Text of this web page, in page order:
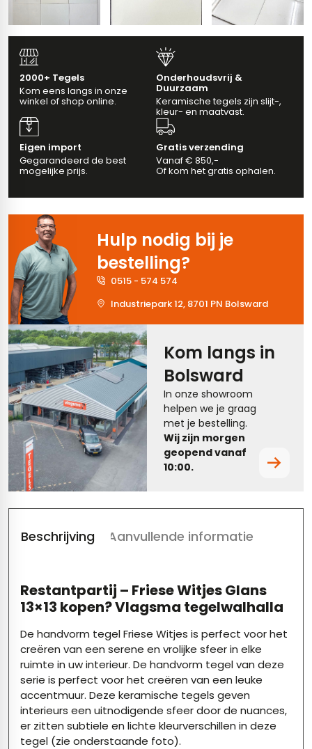
2000+ Tegels
Kom eens langs in onze
winkel of shop online.
Onderhoudsvrij &
Duurzaam
Keramische tegels zijn slijt-,
kleur- en maatvast.
Eigen import
Gegarandeerd de best
mogelijke prijs.
Gratis verzending
Vanaf € 850,-
Of kom het gratis ophalen.
Kom langs in
Bolsward
In onze showroom
helpen we je graag
met je bestelling.
Wij zijn morgen
geopend vanaf
10:00.
Hulp nodig bij je
bestelling?
0515 - 574 574
Industriepark 12, 8701 PN Bolsward
Beschrijving Aanvullende informatie
Restantpartij – Friese Witjes Glans
13×13 kopen? Vlagsma tegelwalhalla
De handvorm tegel Friese Witjes is perfect voor het
creëren van een serene en vrolijke sfeer in elke
ruimte in uw interieur. De handvorm tegel van deze
serie is perfect voor het creëren van een leuke
accentmuur. Deze keramische tegels geven
interieurs een uitnodigende sfeer door de nuances,
er zitten subtiele en lichte kleurverschillen in deze
tegel (zie onderstaande foto).
33 x 33 cm